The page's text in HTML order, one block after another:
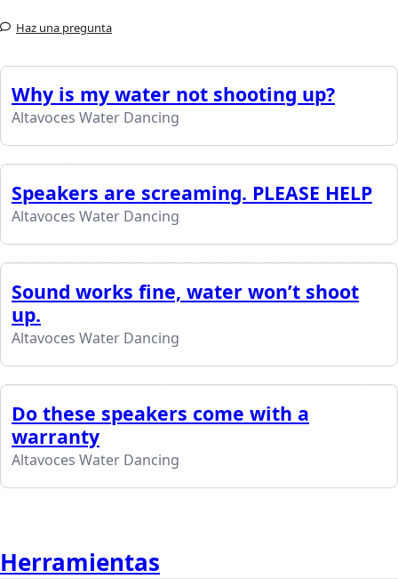
Haz una pregunta
Why is my water not shooting up?
Altavoces Water Dancing
Speakers are screaming. PLEASE HELP
Altavoces Water Dancing
Sound works fine, water won’t shoot
up.
Altavoces Water Dancing
Do these speakers come with a
warranty
Altavoces Water Dancing
Herramientas